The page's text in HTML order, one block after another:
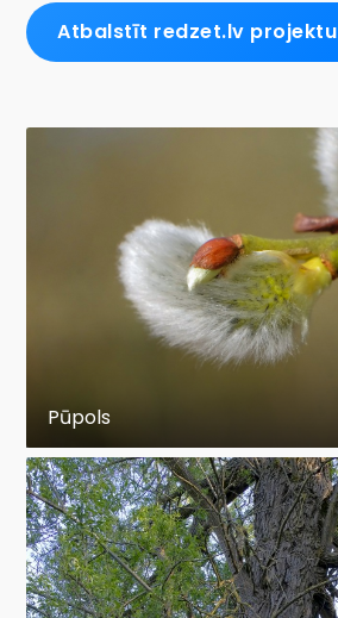
Atbalstīt redzet.lv projektu
Pūpols